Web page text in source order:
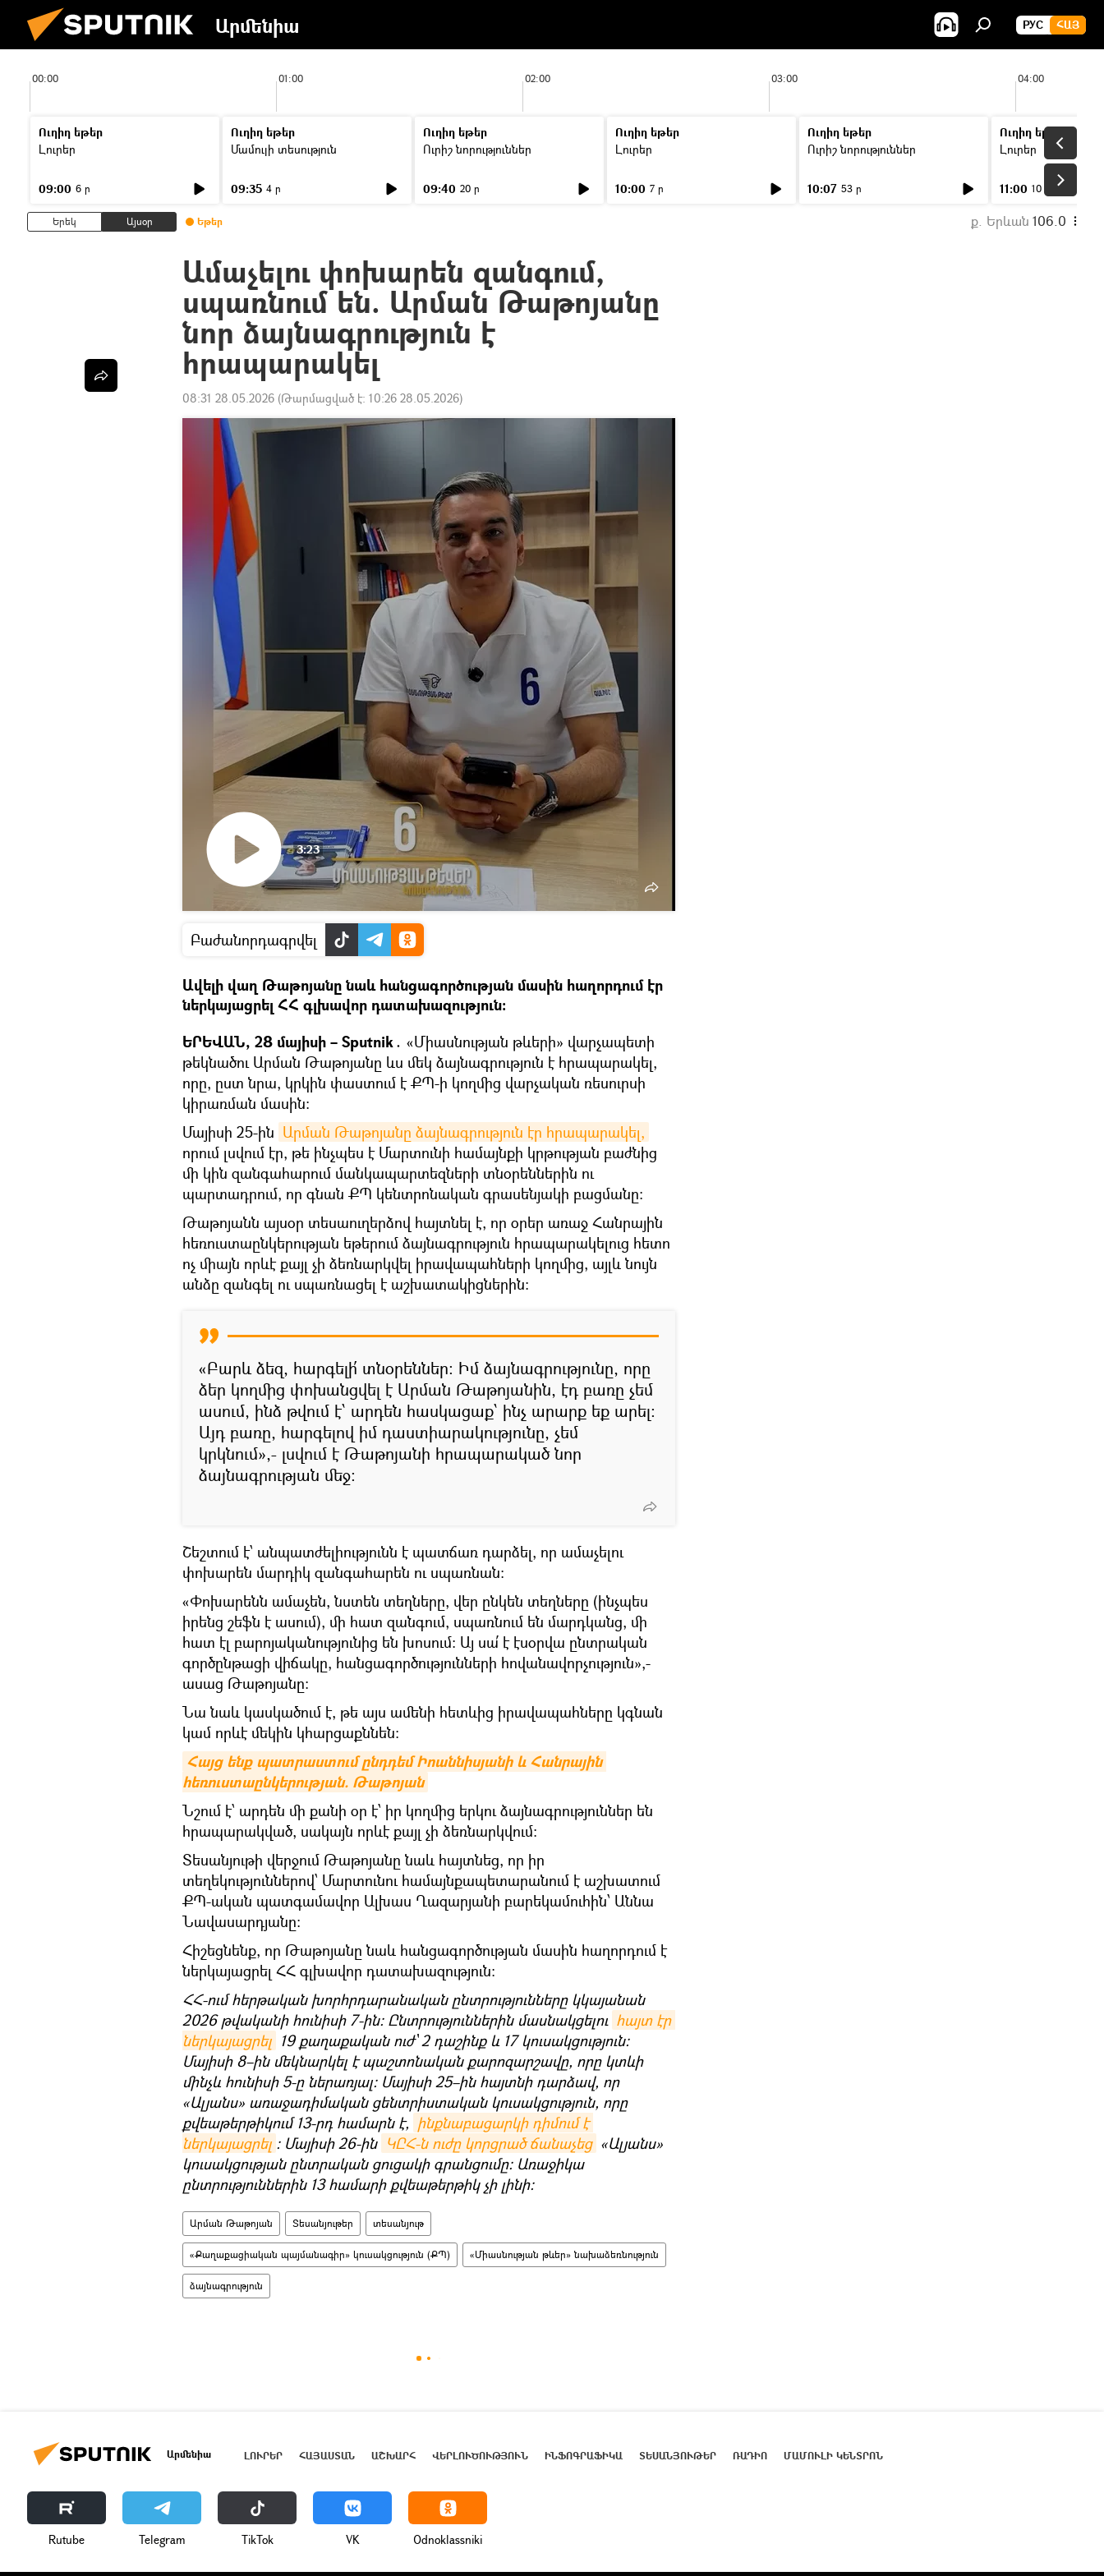
Արմենիա РУС ՀԱՅ
00:00 01:00 02:00 03:00 04:00
Ուղիղ եթեր
Լուրեր
09:00 6 ր
Ուղիղ եթեր
Մամուլի տեսություն
09:35 4 ր
Ուղիղ եթեր
Ուրիշ նորություններ
09:40 20 ր
Ուղիղ եթեր
Լուրեր
10:00 7 ր
Ուղիղ եթեր
Ուրիշ նորություններ
10:07 53 ր
Ուղիղ եթեր
Լուրեր
11:00 10 ր
Երեկ Այսօր Եթեր ք. Երևան 106.0
Ամաչելու փոխարեն զանգում,
սպառնում են. Արման Թաթոյանը
նոր ձայնագրություն է
հրապարակել
08:31 28.05.2026 (Թարմացված է: 10:26 28.05.2026)
3:23
Բաժանորդագրվել
Ավելի վաղ Թաթոյանը նաև հանցագործության մասին հաղորդում էր
ներկայացրել ՀՀ գլխավոր դատախազություն։
ԵՐԵՎԱՆ, 28 մայիսի – Sputnik․ «Միասնության թևերի» վարչապետի
թեկնածու Արման Թաթոյանը ևս մեկ ձայնագրություն է հրապարակել,
որը, ըստ նրա, կրկին փաստում է ՔՊ-ի կողմից վարչական ռեսուրսի
կիրառման մասին։
Մայիսի 25-ին Արման Թաթոյանը ձայնագրություն էր հրապարակել,
որում լսվում էր, թե ինչպես է Մարտունի համայնքի կրթության բաժնից
մի կին զանգահարում մանկապարտեզների տնօրեններին ու
պարտադրում, որ գնան ՔՊ կենտրոնական գրասենյակի բացմանը։
Թաթոյանն այսօր տեսաուղերձով հայտնել է, որ օրեր առաջ Հանրային
հեռուստաընկերության եթերում ձայնագրություն հրապարակելուց հետո
ոչ միայն որևէ քայլ չի ձեռնարկվել իրավապահների կողմից, այլև նույն
անձը զանգել ու սպառնացել է աշխատակիցներին։
«Բարև ձեզ, հարգելի՛ տնօրեններ։ Իմ ձայնագրությունը, որը
ձեր կողմից փոխանցվել է Արման Թաթոյանին, էդ բառը չեմ
ասում, ինձ թվում է՝ արդեն հասկացաք՝ ինչ արարք եք արել։
Այդ բառը, հարգելով իմ դաստիարակությունը, չեմ
կրկնում»,- լսվում է Թաթոյանի հրապարակած նոր
ձայնագրության մեջ։
Շեշտում է՝ անպատժելիությունն է պատճառ դարձել, որ ամաչելու
փոխարեն մարդիկ զանգահարեն ու սպառնան։
«Փոխարենն ամաչեն, նստեն տեղները, վեր ընկեն տեղները (ինչպես
իրենց շեֆն է ասում), մի հատ զանգում, սպառնում են մարդկանց, մի
հատ էլ բարոյականությունից են խոսում։ Այ սա՛ է էսօրվա ընտրական
գործընթացի վիճակը, հանցագործությունների հովանավորչություն»,-
ասաց Թաթոյանը։
Նա նաև կասկածում է, թե այս ամենի հետևից իրավապահները կգնան
կամ որևէ մեկին կհարցաքննեն։
Հայց ենք պատրաստում ընդդեմ Իոաննիսյանի և Հանրային
հեռուստաընկերության. Թաթոյան
Նշում է՝ արդեն մի քանի օր է՝ իր կողմից երկու ձայնագրություններ են
հրապարակված, սակայն որևէ քայլ չի ձեռնարկվում։
Տեսանյութի վերջում Թաթոյանը նաև հայտնեց, որ իր
տեղեկություններով՝ Մարտունու համայնքապետարանում է աշխատում
ՔՊ-ական պատգամավոր Ալխաս Ղազարյանի բարեկամուհին՝ Աննա
Նավասարդյանը։
Հիշեցնենք, որ Թաթոյանը նաև հանցագործության մասին հաղորդում է
ներկայացրել ՀՀ գլխավոր դատախազություն։
ՀՀ-ում հերթական խորհրդարանական ընտրությունները կկայանան
2026 թվականի հունիսի 7-ին։ Ընտրություններին մասնակցելու հայտ էր
ներկայացրել 19 քաղաքական ուժ՝ 2 դաշինք և 17 կուսակցություն։
Մայիսի 8–ին մեկնարկել է պաշտոնական քարոզարշավը, որը կտևի
մինչև հունիսի 5-ը ներառյալ։ Մայիսի 25–ին հայտնի դարձավ, որ
«Ալյանս» առաջադիմական ցենտրիստական կուսակցություն, որը
քվեաթերթիկում 13-րդ համարն է, ինքնաբացարկի դիմում է
ներկայացրել ։ Մայիսի 26-ին ԿԸՀ-ն ուժը կորցրած ճանաչեց «Ալյանս»
կուսակցության ընտրական ցուցակի գրանցումը։ Առաջիկա
ընտրություններին 13 համարի քվեաթերթիկ չի լինի։
Արման Թաթոյան Տեսանյութեր տեսանյութ
«Քաղաքացիական պայմանագիր» կուսակցություն (ՔՊ) «Միասնության թևեր» նախաձեռնություն
ձայնագրություն
Արմենիա ԼՈՒՐԵՐ ՀԱՅԱՍՏԱՆ ԱՇԽԱՐՀ ՎԵՐԼՈՒԾՈՒԹՅՈՒՆ ԻՆՖՈԳՐԱՖԻԿԱ ՏԵՍԱՆՅՈՒԹԵՐ ՌԱԴԻՈ ՄԱՄՈՒԼԻ ԿԵՆՏՐՈՆ
Rutube Telegram ТikТоk VK Odnoklassniki